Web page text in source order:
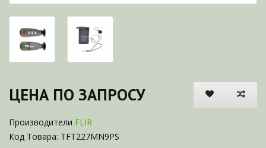
ЦЕНА ПО ЗАПРОСУ
Производители FLIR
Код Товара: TFT227MN9PS